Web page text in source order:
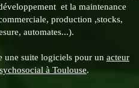
et la maintenance
production ,stocks,
automates...).
une suite logiciels pour un acteur
à Toulouse.